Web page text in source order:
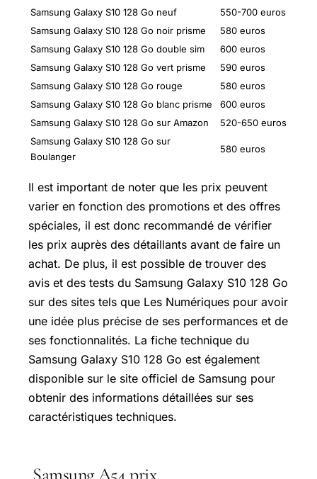
Samsung Galaxy S10 128 Go neuf
550-700 euros
Samsung Galaxy S10 128 Go noir prisme
580 euros
Samsung Galaxy S10 128 Go double sim
600 euros
Samsung Galaxy S10 128 Go vert prisme
590 euros
Samsung Galaxy S10 128 Go rouge
580 euros
Samsung Galaxy S10 128 Go blanc prisme
600 euros
Samsung Galaxy S10 128 Go sur Amazon
520-650 euros
Samsung Galaxy S10 128 Go sur
Boulanger
580 euros
Il est important de noter que les prix peuvent
varier en fonction des promotions et des offres
spéciales, il est donc recommandé de vérifier
les prix auprès des détaillants avant de faire un
achat. De plus, il est possible de trouver des
avis et des tests du Samsung Galaxy S10 128 Go
sur des sites tels que Les Numériques pour avoir
une idée plus précise de ses performances et de
ses fonctionnalités. La fiche technique du
Samsung Galaxy S10 128 Go est également
disponible sur le site officiel de Samsung pour
obtenir des informations détaillées sur ses
caractéristiques techniques.
Samsung A54 prix